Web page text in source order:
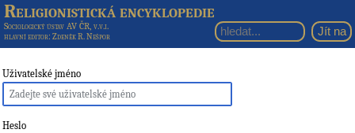
Religionistická encyklopedie
Sociologický ústav AV ČR, v.v.i.
hlavní editor: Zdeněk R. Nešpor
Uživatelské jméno
Heslo